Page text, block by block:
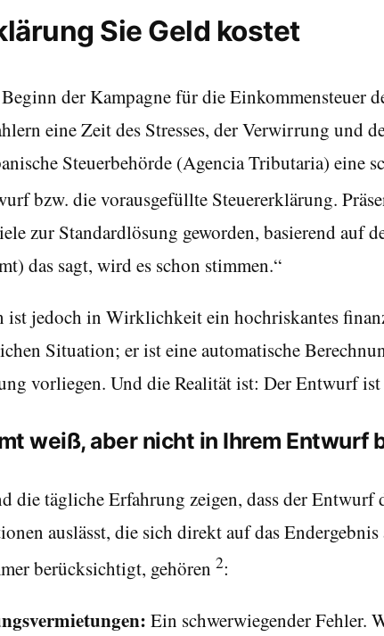
Sie Geld kostet
der Kampagne für die Einkommensteuer
eine Zeit des Stresses, der Verwirrung und
Steuerbehörde (Agencia Tributaria) eine
bzw. die vorausgefüllte Steuererklärung.
zur Standardlösung geworden, basierend auf
das sagt, wird es schon stimmen.“
ist jedoch in Wirklichkeit ein hochriskantes
Situation; er ist eine automatische
vorliegen. Und die Realität ist: Der Entwurf
weiß, aber nicht in Ihrem
die tägliche Erfahrung zeigen, dass der
auslässt, die sich direkt auf das
berücksichtigt, gehören 2:
Ein schwerwiegender Fehler.